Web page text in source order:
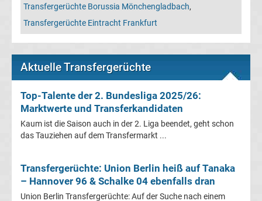
vom
Transfermarkt
Trainerentlassungen
Bundesliga
Porträts
Transfergerüchte Borussia Mönchengladbach,
Transfergerüchte Eintracht Frankfurt
Aktuelle Transfergerüchte
Top-Talente der 2. Bundesliga 2025/26:
Marktwerte und Transferkandidaten
Kaum ist die Saison auch in der 2. Liga beendet, geht schon
das Tauziehen auf dem Transfermarkt ...
Transfergerüchte: Union Berlin heiß auf Tanaka
– Hannover 96 & Schalke 04 ebenfalls dran
Union Berlin Transfergerüchte: Auf der Suche nach einem